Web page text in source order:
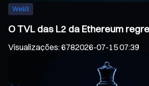
Web3
O TVL das L2 da Ethereum
Visualizações:6782026-07-15 07:39